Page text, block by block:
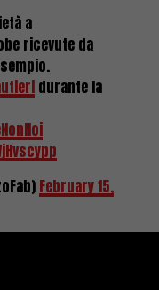
a
ricevute da
durante la
February 15,